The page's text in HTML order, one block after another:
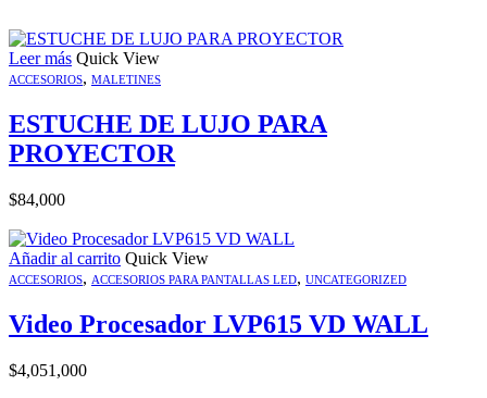
Leer más Quick View
ACCESORIOS, MALETINES
ESTUCHE DE LUJO PARA
PROYECTOR
$84,000
Añadir al carrito Quick View
ACCESORIOS, ACCESORIOS PARA PANTALLAS LED, UNCATEGORIZED
Video Procesador LVP615 VD WALL
$4,051,000